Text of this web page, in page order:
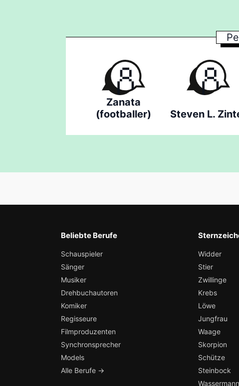
Zanata
(footballer)
Steven L.
Beliebte Berufe
Schauspieler
Sänger
Musiker
Drehbuchautoren
Komiker
Regisseure
Filmproduzenten
Synchronsprecher
Models
Alle Berufe →
Widder
Stier
Zwillinge
Krebs
Löwe
Jungfrau
Waage
Skorpion
Schütze
Steinbock
Wassermann